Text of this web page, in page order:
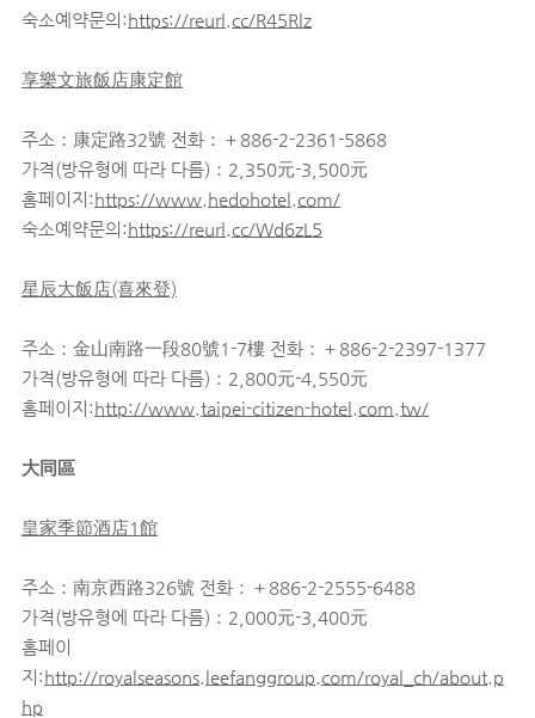
숙소예약문의:https://reurl.cc/R45Rlz
享樂文旅飯店康定館
주소：康定路32號 전화：＋886-2-2361-5868
가격(방유형에 따라 다름)：2,350元-3,500元
홈페이지:https://www.hedohotel.com/
숙소예약문의:https://reurl.cc/Wd6zL5
星辰大飯店(喜來登)
주소：金山南路一段80號1-7樓 전화：＋886-2-2397-1377
가격(방유형에 따라 다름)：2,800元-4,550元
홈페이지:http://www.taipei-citizen-hotel.com.tw/
大同區
皇家季節酒店1館
주소：南京西路326號 전화：＋886-2-2555-6488
가격(방유형에 따라 다름)：2,000元-3,400元
홈페이
지:http://royalseasons.leefanggroup.com/royal_ch/about.p
hp